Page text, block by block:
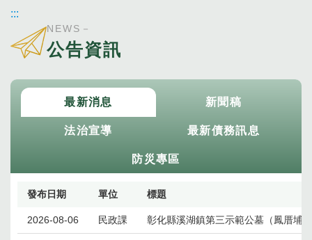
:::
NEWS－
公告資訊
最新消息 新聞稿
法治宣導 最新債務訊息
防災專區
最新消息列表，包含發布日期、單位與標題
發布日期 單位 標題
2026-08-06 民政課 彰化縣溪湖鎮第三示範公墓（鳳厝埔